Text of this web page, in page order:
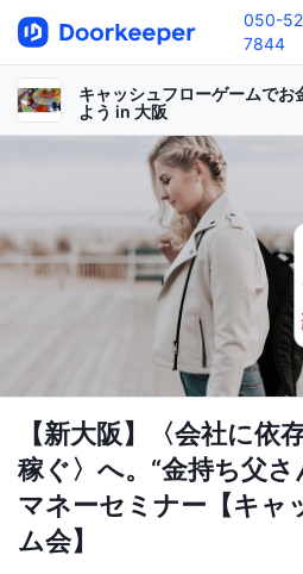
050-
7844
キャッシュフローゲームでお
よう in 大阪
【新大阪】〈会社に依
稼ぐ〉へ。“金持ち父
マネーセミナー【キャ
ム会】